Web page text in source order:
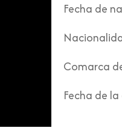
Fecha de
Comarca
Fecha de